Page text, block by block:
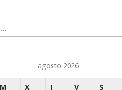
agosto 2026
M X J V S